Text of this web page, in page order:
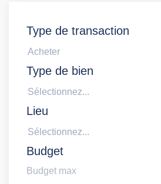
Type de transaction
Acheter
Type de bien
Sélectionnez...
Lieu
Sélectionnez...
Budget